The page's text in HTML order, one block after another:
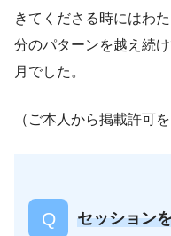
きてくださる時にはわ
分のパターンを越え続
月でした。
（ご本人から掲載許可
セッション